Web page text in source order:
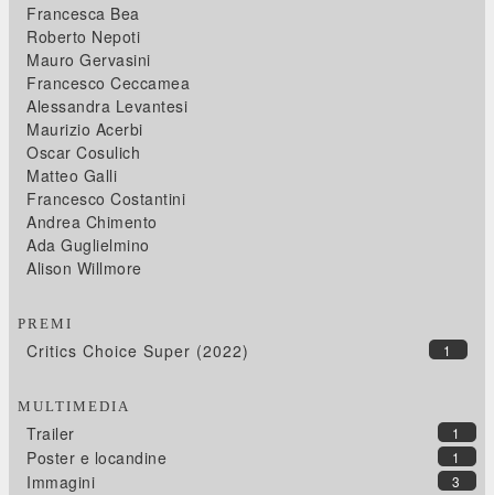
Francesca Bea
Roberto Nepoti
Mauro Gervasini
Francesco Ceccamea
Alessandra Levantesi
Maurizio Acerbi
Oscar Cosulich
Matteo Galli
Francesco Costantini
Andrea Chimento
Ada Guglielmino
Alison Willmore
PREMI
1
Critics Choice Super (2022)
MULTIMEDIA
1
Trailer
1
Poster e locandine
3
Immagini